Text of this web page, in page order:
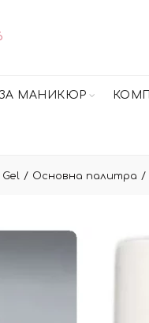
МАНИКЮР
Oсновна палитра